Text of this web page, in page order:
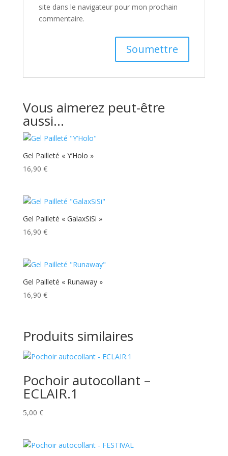
site dans le navigateur pour mon prochain
commentaire.
Vous aimerez peut-être
aussi…
Gel Pailleté « Y’Holo »
16,90 €
Gel Pailleté « GalaxSiSi »
16,90 €
Gel Pailleté « Runaway »
16,90 €
Produits similaires
Pochoir autocollant –
ECLAIR.1
5,00 €